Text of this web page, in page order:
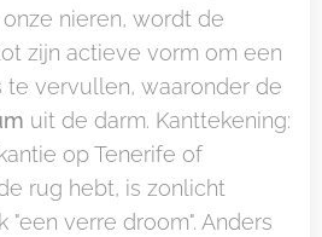
nieren, wordt de
zijn actieve vorm om een
te vervullen, waaronder de
uit de darm. Kanttekening:
op Tenerife of
rug hebt, is zonlicht
verre droom". Anders